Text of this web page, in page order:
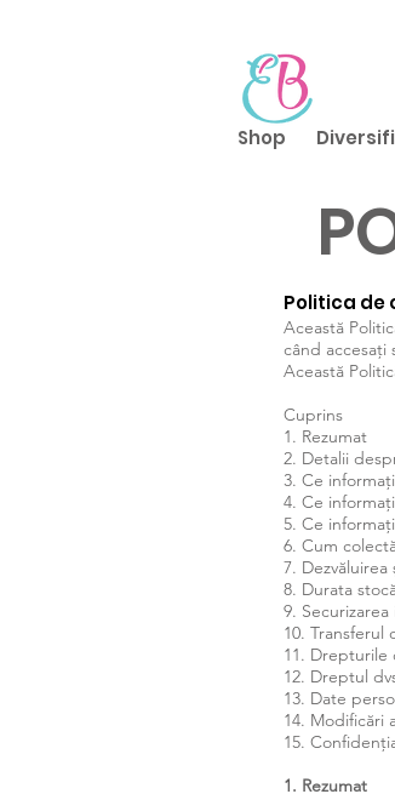
Shop
Politica
Această
când accesați
Această
Cuprins
1. Rezumat
2. Detalii
3. Ce
4. Ce
5. Ce
6. Cum
7.
8. Durata
9.
10. Transferul
11. Drepturile
12. Dreptul
13. Date
14. Modificări
15.
1. Rezumat